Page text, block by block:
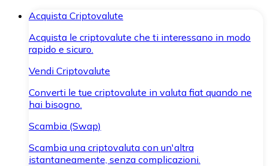
Acquista Criptovalute
Acquista le criptovalute che ti interessano in modo
rapido e sicuro.
Vendi Criptovalute
Converti le tue criptovalute in valuta fiat quando ne
hai bisogno.
Scambia (Swap)
Scambia una criptovaluta con un'altra
istantaneamente, senza complicazioni.